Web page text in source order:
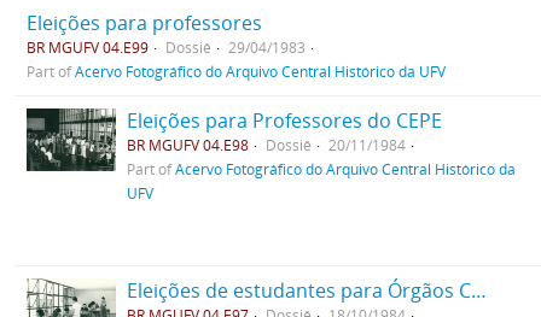
Eleições para professores
BR MGUFV 04.E99 Dossiê
29/04/1983
Part ofAcervo Fotográfico do Arquivo Central Histórico da UFV
Eleições para Professores do CEPE
BR MGUFV 04.E98 Dossiê
20/11/1984
Part ofAcervo Fotográfico do Arquivo Central Histórico da
UFV
Eleições de estudantes para Órgãos Colegiados